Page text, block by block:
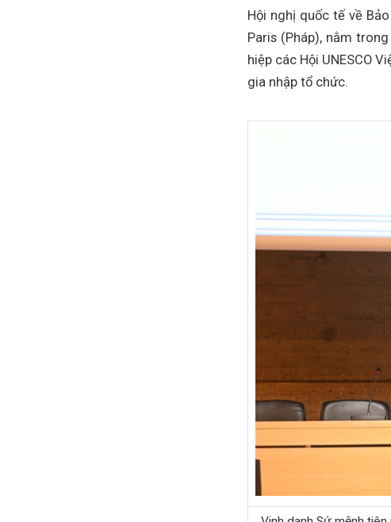
Hội nghị quốc tế về
Paris (Pháp), nằm
hiệp các Hội UNESCO
gia nhập tổ chức.